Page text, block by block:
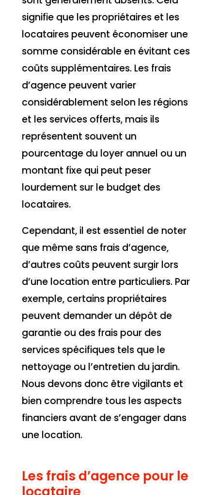
signifie que les propriétaires et les
locataires peuvent économiser une
somme considérable en évitant ces
coûts supplémentaires. Les frais
d’agence peuvent varier
considérablement selon les régions
et les services offerts, mais ils
représentent souvent un
pourcentage du loyer annuel ou un
montant fixe qui peut peser
lourdement sur le budget des
locataires.
Cependant, il est essentiel de noter
que même sans frais d’agence,
d’autres coûts peuvent surgir lors
d’une location entre particuliers. Par
exemple, certains propriétaires
peuvent demander un dépôt de
garantie ou des frais pour des
services spécifiques tels que le
nettoyage ou l’entretien du jardin.
Nous devons donc être vigilants et
bien comprendre tous les aspects
financiers avant de s’engager dans
une location.
Les frais d’agence pour le